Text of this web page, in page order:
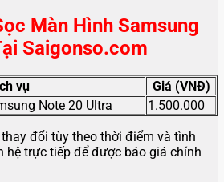
Màn Hình Samsung
Saigonso.com
vụ
Giá (VNĐ)
Note 20 Ultra
1.500.000
đổi tùy theo thời điểm và tình
hệ trực tiếp để được báo giá chính